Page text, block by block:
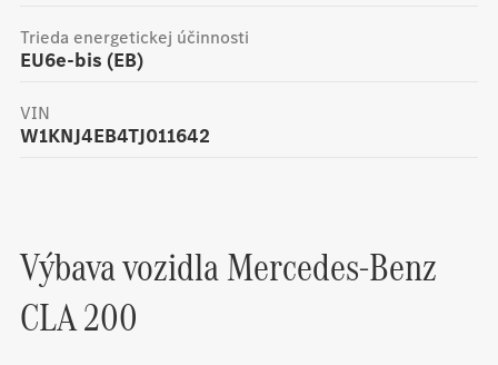
EU6e-bis (EB)
Trieda energetickej účinnosti
W1KNJ4EB4TJ011642
VIN
Výbava vozidlaMercedes-Benz
CLA 200